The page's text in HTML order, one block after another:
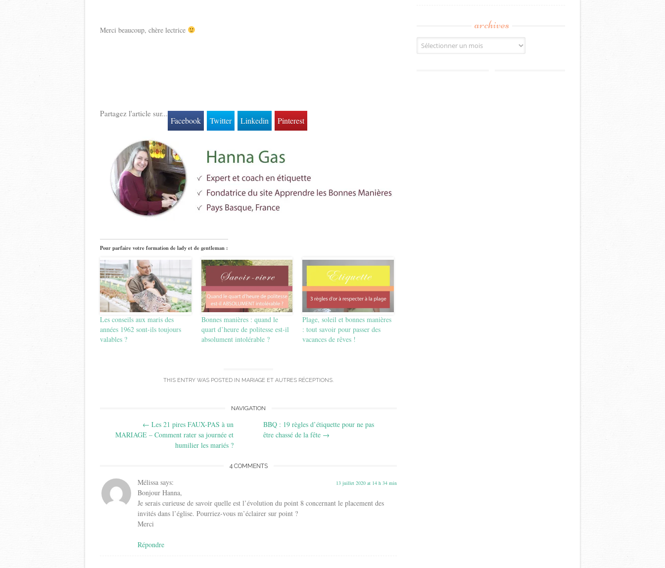
Merci beaucoup, chère lectrice
Partagez l'article sur...
Facebook Twitter Linkedin Pinterest
Pour parfaire votre formation de lady et de gentleman :
Les conseils aux maris des
années 1962 sont-ils toujours
valables ?
Bonnes manières : quand le
quart d’heure de politesse est-il
absolument intolérable ?
Plage, soleil et bonnes manières
: tout savoir pour passer des
vacances de rêves !
THIS ENTRY WAS POSTED IN MARIAGE ET AUTRES RÉCEPTIONS.
navigation
NAVIGATION
← Les 21 pires FAUX-PAS à un
MARIAGE – Comment rater sa journée et
humilier les mariés ?
BBQ : 19 règles d’étiquette pour ne pas
être chassé de la fête →
4 COMMENTS
Mélissa says: 13 juillet 2020 at 14 h 34 min
Bonjour Hanna,
Je serais curieuse de savoir quelle est l’évolution du point 8 concernant le placement des
invités dans l’église. Pourriez-vous m’éclairer sur point ?
Merci
Répondre
archives
Archives